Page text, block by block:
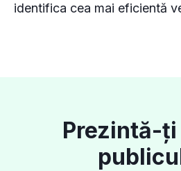
identifica cea mai eficientă
Prezintă-